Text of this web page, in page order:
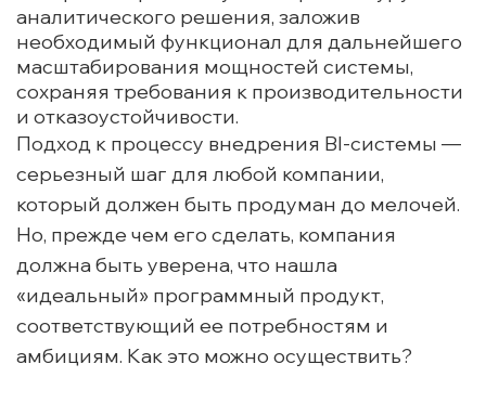
аналитического решения, заложив
необходимый функционал для дальнейшего
масштабирования мощностей системы,
сохраняя требования к производительности
и отказоустойчивости.
Подход к процессу внедрения BI-системы —
серьезный шаг для любой компании,
который должен быть продуман до мелочей.
Но, прежде чем его сделать, компания
должна быть уверена, что нашла
«идеальный» программный продукт,
соответствующий ее потребностям и
амбициям. Как это можно осуществить?